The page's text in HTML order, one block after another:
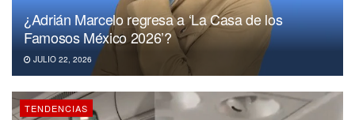
¿Adrián Marcelo regresa a ‘La Casa de los
Famosos México 2026’?
JULIO 22, 2026
TENDENCIAS